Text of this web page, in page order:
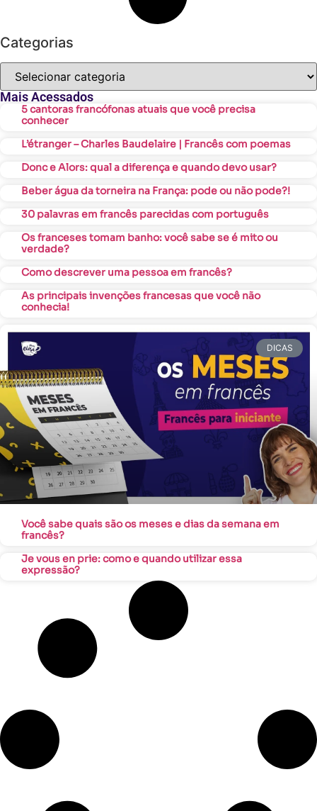
Categorias
Mais Acessados
5 cantoras francófonas atuais que você precisa
conhecer
L’étranger – Charles Baudelaire | Francês com poemas
Donc e Alors: qual a diferença e quando devo usar?
Beber água da torneira na França: pode ou não pode?!
30 palavras em francês parecidas com português
Os franceses tomam banho: você sabe se é mito ou
verdade?
Como descrever uma pessoa em francês?
As principais invenções francesas que você não
conhecia!
DICAS
Você sabe quais são os meses e dias da semana em
francês?
Je vous en prie: como e quando utilizar essa
expressão?